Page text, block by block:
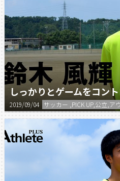
2019/09/04 サッカー ,PICK UP,公立,